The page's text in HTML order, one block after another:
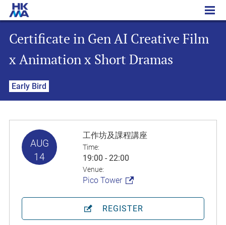
Certificate in Gen AI Creative Film x Animation x Short Dramas
Certificate in Gen AI Creative Film
x Animation x Short Dramas
Early Bird
AUG
14
工作坊及課程講座
Time:
19:00 - 22:00
Venue:
Pico Tower
REGISTER